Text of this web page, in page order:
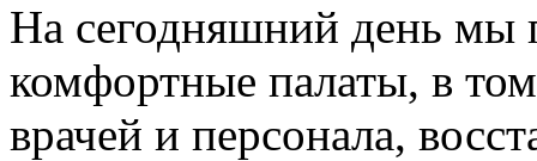
На сегодняшний день мы
комфортные палаты, в
врачей и персонала,